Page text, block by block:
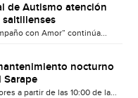
de Autismo atención
con Amor” continúa...
nocturno
a partir de las 10:00 de la...